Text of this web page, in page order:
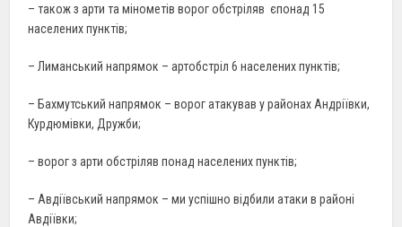
– також з арти та мінометів ворог обстріляв єпонад 15
населених пунктів;
– Лиманський напрямок – артобстріл 6 населених пунктів;
– Бахмутський напрямок – ворог атакував у районах Андріївки,
Курдюмівки, Дружби;
– ворог з арти обстріляв понад населених пунктів;
– Авдіївський напрямок – ми успішно відбили атаки в районі
Авдіївки;